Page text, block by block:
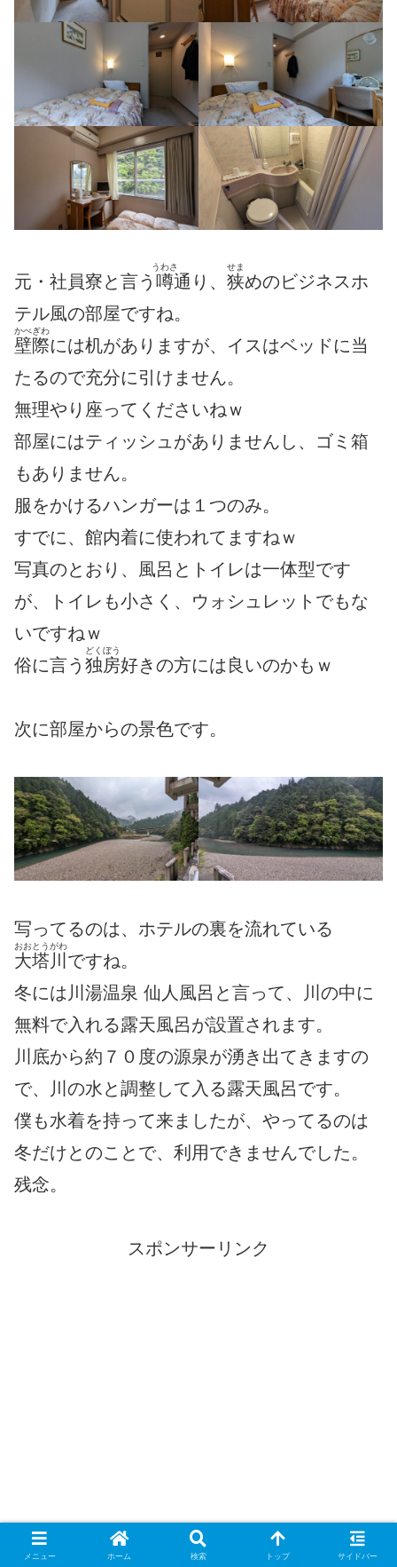
元・社員寮と言う 噂
うわさ
通り、 狭
せま
めのビジネスホ
テル風の部屋ですね。
壁際
かべぎわ
には机がありますが、イスはベッドに当
たるので充分に引けません。
無理やり座ってくださいねｗ
部屋にはティッシュがありませんし、ゴミ箱
もありません。
服をかけるハンガーは１つのみ。
すでに、館内着に使われてますねｗ
写真のとおり、風呂とトイレは一体型です
が、トイレも小さく、ウォシュレットでもな
いですねｗ
俗に言う 独房
どくぼう
好きの方には良いのかもｗ
次に部屋からの景色です。
写ってるのは、ホテルの裏を流れている
大塔川
おおとうがわ
ですね。
冬には川湯温泉 仙人風呂と言って、川の中に
無料で入れる露天風呂が設置されます。
川底から約７０度の源泉が湧き出てきますの
で、川の水と調整して入る露天風呂です。
僕も水着を持って来ましたが、やってるのは
冬だけとのことで、利用できませんでした。
残念。
スポンサーリンク
メニュー ホーム 検索 トップ サイドバー